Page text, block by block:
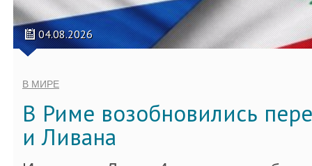
04.08.2026
В МИРЕ
В Риме возобновились
и Ливана